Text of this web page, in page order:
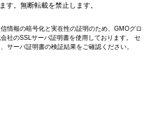
す。無断転載を禁止します。
情報の暗号化と実在性の証明のため、GMOグロ
社のSSLサーバ証明書を使用しております。 セ
サーバ証明書の検証結果をご確認ください。